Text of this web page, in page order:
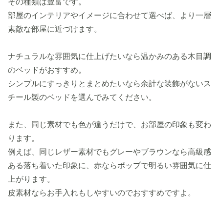
部屋のインテリアやイメージに合わせて選べば、より一層
素敵な部屋に近づけます。
ナチュラルな雰囲気に仕上げたいなら温かみのある木目調
のベッドがおすすめ。
シンプルにすっきりとまとめたいなら余計な装飾がないス
チール製のベッドを選んでみてください。
また、同じ素材でも色が違うだけで、お部屋の印象も変わ
ります。
例えば、同じレザー素材でもグレーやブラウンなら高級感
ある落ち着いた印象に、赤ならポップで明るい雰囲気に仕
上がります。
皮素材ならお手入れもしやすいのでおすすめですよ。